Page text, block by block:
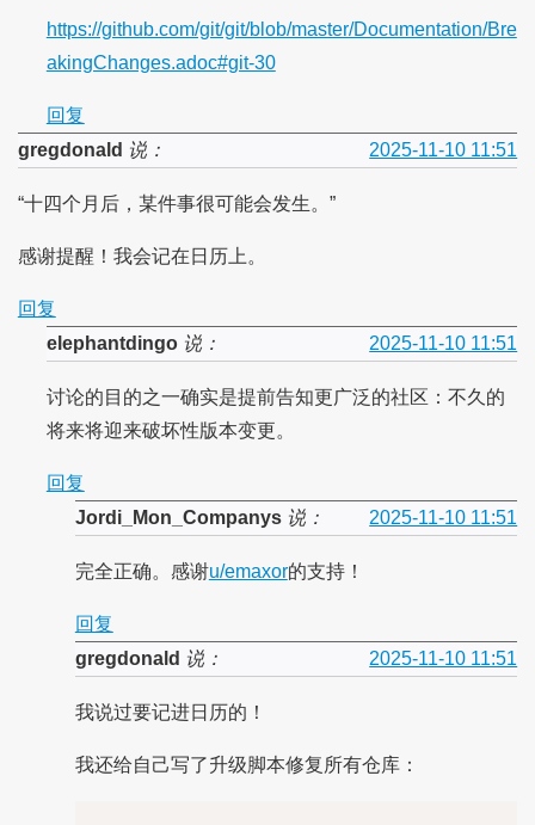
https://github.com/git/git/blob/master/Documentation/Bre
akingChanges.adoc#git-30
回复
gregdonald 说： 2025-11-10 11:51
“十四个月后，某件事很可能会发生。”
感谢提醒！我会记在日历上。
回复
elephantdingo说： 2025-11-10 11:51
讨论的目的之一确实是提前告知更广泛的社区：不久的
将来将迎来破坏性版本变更。
回复
Jordi_Mon_Companys说： 2025-11-10 11:51
完全正确。感谢u/emaxor的支持！
回复
gregdonald 说： 2025-11-10 11:51
我说过要记进日历的！
我还给自己写了升级脚本修复所有仓库：